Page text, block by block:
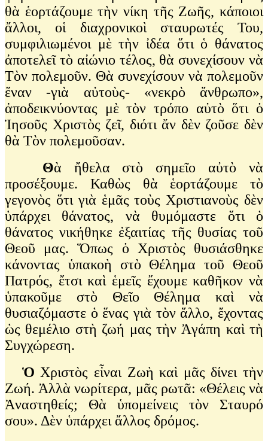
θὰ ἑορτάζουμε τὴν νίκη τῆς Ζωῆς, κάποιοι
ἄλλοι, οἱ διαχρονικοὶ σταυρωτές Του,
συμφιλιωμένοι μὲ τὴν ἰδέα ὅτι ὁ θάνατος
ἀποτελεῖ τὸ αἰώνιο τέλος, θὰ συνεχίσουν νὰ
Τὸν πολεμοῦν. Θὰ συνεχίσουν νὰ πολεμοῦν
ἕναν -γιὰ αὐτοὺς- «νεκρὸ ἄνθρωπο»,
ἀποδεικνύοντας μὲ τὸν τρόπο αὐτὸ ὅτι ὁ
Ἰησοῦς Χριστὸς ζεῖ, διότι ἄν δὲν ζοῦσε δὲν
θὰ Τὸν πολεμοῦσαν.
Θὰ ἤθελα στὸ σημεῖο αὐτὸ νὰ
προσέξουμε. Καθὼς θὰ ἑορτάζουμε τὸ
γεγονὸς ὅτι γιὰ ἑμᾶς τοὺς Χριστιανοὺς δὲν
ὑπάρχει θάνατος, νὰ θυμόμαστε ὅτι ὁ
θάνατος νικήθηκε ἐξαιτίας τῆς θυσίας τοῦ
Θεοῦ μας. Ὅπως ὁ Χριστὸς θυσιάσθηκε
κάνοντας ὑπακοὴ στὸ Θέλημα τοῦ Θεοῦ
Πατρός, ἔτσι καὶ ἑμεῖς ἔχουμε καθῆκον νὰ
ὑπακοῦμε στὸ Θεῖο Θέλημα καὶ νὰ
θυσιαζόμαστε ὁ ἕνας γιὰ τὸν ἅλλο, ἔχοντας
ὡς θεμέλιο στὴ ζωή μας τὴν Ἀγάπη καὶ τὴ
Συγχώρεση.
Ὁ Χριστὸς εἶναι Ζωὴ καὶ μᾶς δίνει τὴν
Ζωή. Ἀλλὰ νωρίτερα, μᾶς ρωτᾶ: «Θέλεις νὰ
Ἀναστηθείς; Θὰ ὑπομείνεις τὸν Σταυρό
σου». Δὲν ὑπάρχει ἄλλος δρόμος.